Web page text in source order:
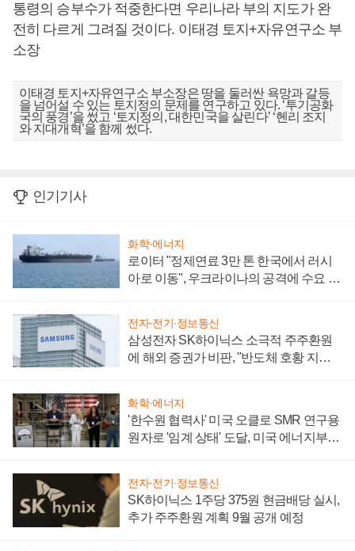
통령의 승부수가 적중한다면 우리나라 부의 지도가 완
전히 다르게 그려질 것이다. 이태경 토지+자유연구소 부
소장
이태경 토지+자유연구소 부소장은 땅을 둘러싼 욕망과 갈등
을 넘어설 수 있는 토지정의 문제를 연구하고 있다. ‘투기공화
국의 풍경’을 썼고 ‘토지정의, 대한민국을 살린다’ ‘헨리 조지
와 지대개혁’을 함께 썼다.
인기기사
화학·에너지
로이터 "정제연료 3만 톤 한국에서 러시
아로 이동", 우크라이나의 공격에 수요 늘
전자·전기·정보통신
삼성전자 SK하이닉스 소극적 주주환원
에 해외 증권가 비판, "반도체 호황 지속
화학·에너지
'한수원 협력사' 미국 오클로 SMR 연구용
원자로 '임계 상태' 도달, 미국 에너지부
전자·전기·정보통신
SK하이닉스 1주당 375원 현금배당 실시,
추가 주주환원 계획 9월 공개 예정